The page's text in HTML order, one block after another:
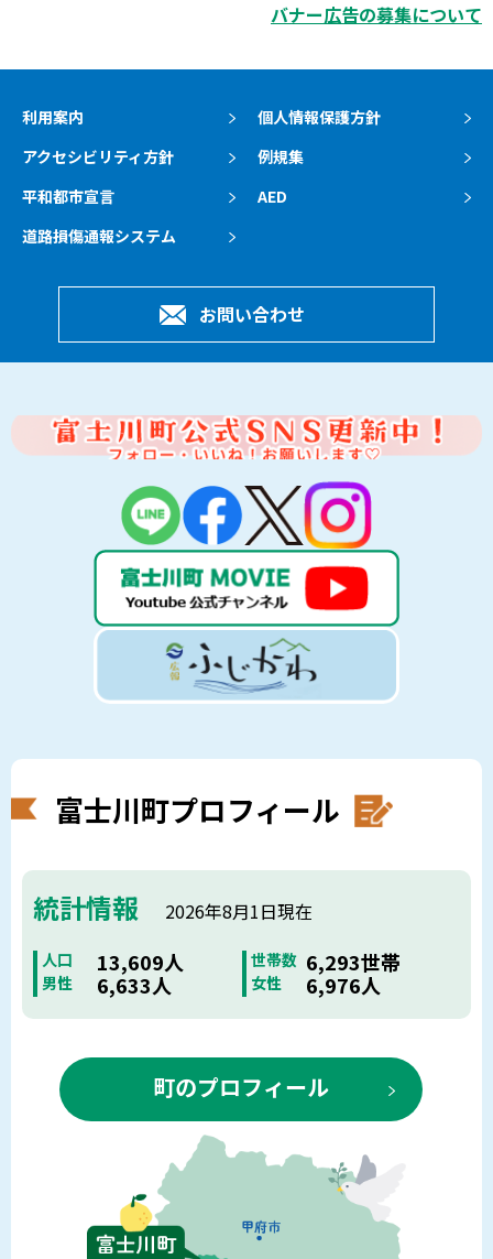
バナー広告の募集について
利用案内
個人情報保護方針
アクセシビリティ方針
例規集
平和都市宣言
AED
道路損傷通報システム
お問い合わせ
富士川町プロフィール
統計情報 2026年8月1日現在
人口 13,609人 世帯数 6,293世帯
男性 6,633人 女性 6,976人
町のプロフィール